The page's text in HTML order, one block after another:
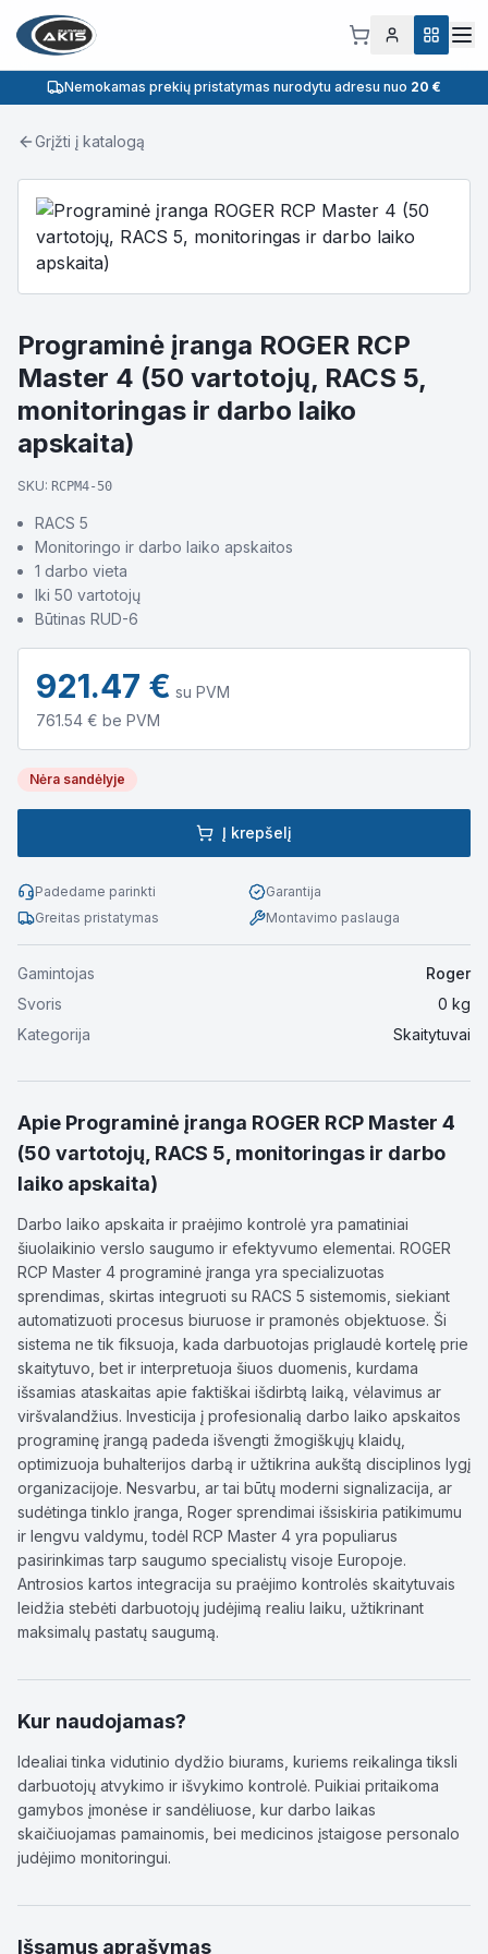
Nemokamas prekių pristatymas nurodytu adresu nuo 20 €
Grįžti į katalogą
Programinė įranga ROGER RCP
Master 4 (50 vartotojų, RACS 5,
monitoringas ir darbo laiko
apskaita)
SKU: RCPM4-50
RACS 5
Monitoringo ir darbo laiko apskaitos
1 darbo vieta
Iki 50 vartotojų
Būtinas RUD-6
921.47 € su PVM
761.54 € be PVM
Nėra sandėlyje
Į krepšelį
Padedame parinkti
Garantija
Greitas pristatymas
Montavimo paslauga
Gamintojas
Roger
Svoris
0 kg
Kategorija
Skaitytuvai
Apie Programinė įranga ROGER RCP Master 4
(50 vartotojų, RACS 5, monitoringas ir darbo
laiko apskaita)
Darbo laiko apskaita ir praėjimo kontrolė yra pamatiniai
šiuolaikinio verslo saugumo ir efektyvumo elementai. ROGER
RCP Master 4 programinė įranga yra specializuotas
sprendimas, skirtas integruoti su RACS 5 sistemomis, siekiant
automatizuoti procesus biuruose ir pramonės objektuose. Ši
sistema ne tik fiksuoja, kada darbuotojas priglaudė kortelę prie
skaitytuvo, bet ir interpretuoja šiuos duomenis, kurdama
išsamias ataskaitas apie faktiškai išdirbtą laiką, vėlavimus ar
viršvalandžius. Investicija į profesionalią darbo laiko apskaitos
programinę įrangą padeda išvengti žmogiškųjų klaidų,
optimizuoja buhalterijos darbą ir užtikrina aukštą disciplinos lygį
organizacijoje. Nesvarbu, ar tai būtų moderni signalizacija, ar
sudėtinga tinklo įranga, Roger sprendimai išsiskiria patikimumu
ir lengvu valdymu, todėl RCP Master 4 yra populiarus
pasirinkimas tarp saugumo specialistų visoje Europoje.
Antrosios kartos integracija su praėjimo kontrolės skaitytuvais
leidžia stebėti darbuotojų judėjimą realiu laiku, užtikrinant
maksimalų pastatų saugumą.
Kur naudojamas?
Idealiai tinka vidutinio dydžio biurams, kuriems reikalinga tiksli
darbuotojų atvykimo ir išvykimo kontrolė. Puikiai pritaikoma
gamybos įmonėse ir sandėliuose, kur darbo laikas
skaičiuojamas pamainomis, bei medicinos įstaigose personalo
judėjimo monitoringui.
Išsamus aprašymas